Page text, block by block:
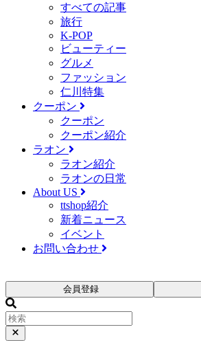
すべての記事
旅行
K-POP
ビューティー
グルメ
ファッション
仁川特集
クーポン
クーポン
クーポン紹介
ラオン
ラオン紹介
ラオンの日常
About US
ttshop紹介
新着ニュース
イベント
お問い合わせ
会員登録